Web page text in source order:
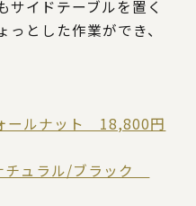
サイドテーブルを置く
とした作業ができ、
ールナット 18,800円
ュラル/ブラック